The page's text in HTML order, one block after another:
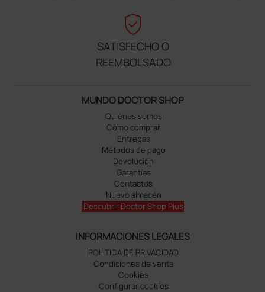
verified_user
SATISFECHO O
REEMBOLSADO
MUNDO DOCTOR SHOP
Quiénes somos
Cómo comprar
Entregas
Métodos de pago
Devolución
Garantías
Contactos
Nuevo almacén
Descubrir Doctor Shop Plus
INFORMACIONES LEGALES
POLÍTICA DE PRIVACIDAD
Condiciones de venta
Cookies
Configurar cookies